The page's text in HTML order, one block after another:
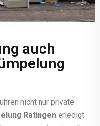
auch
nicht nur private
Ratingen erledigt